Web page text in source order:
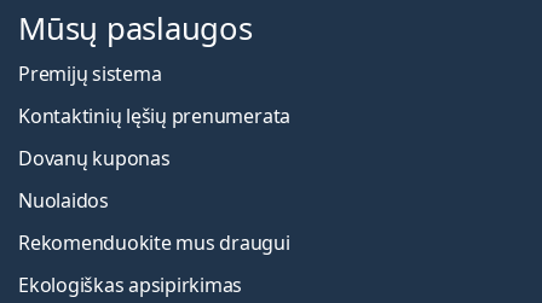
Mūsų paslaugos
Premijų sistema
Kontaktinių lęšių prenumerata
Dovanų kuponas
Nuolaidos
Rekomenduokite mus draugui
Ekologiškas apsipirkimas